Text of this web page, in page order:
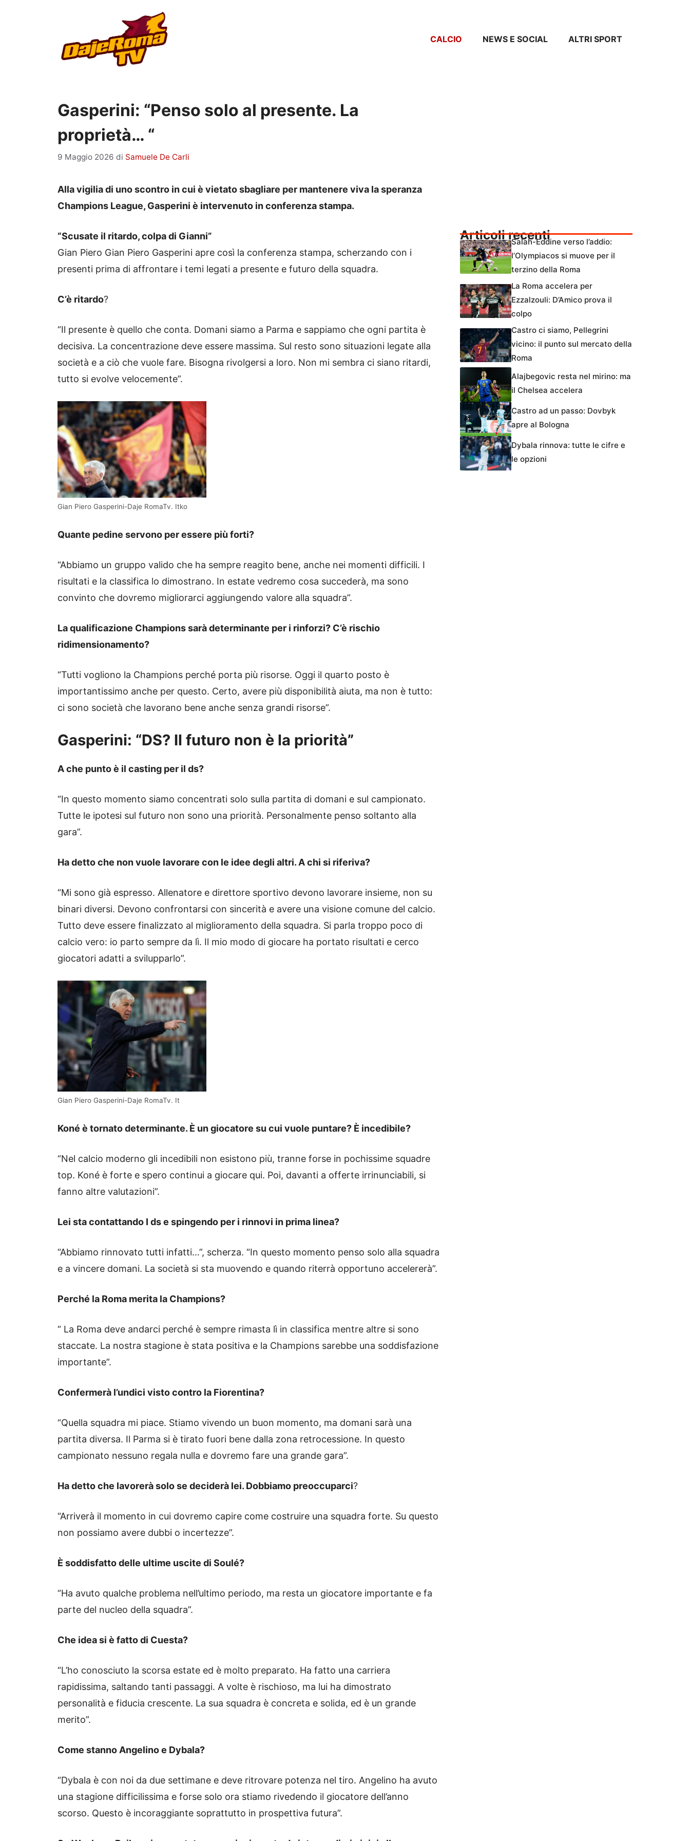
CALCIO NEWS E SOCIAL ALTRI SPORT
Gasperini: “Penso solo al presente. La
proprietà… “
9 Maggio 2026 di Samuele De Carli
Alla vigilia di uno scontro in cui è vietato sbagliare per mantenere viva la speranza
Champions League, Gasperini è intervenuto in conferenza stampa.
“Scusate il ritardo, colpa di Gianni”
Gian Piero Gian Piero Gasperini apre così la conferenza stampa, scherzando con i
presenti prima di affrontare i temi legati a presente e futuro della squadra.
C’è ritardo?
“Il presente è quello che conta. Domani siamo a Parma e sappiamo che ogni partita è
decisiva. La concentrazione deve essere massima. Sul resto sono situazioni legate alla
società e a ciò che vuole fare. Bisogna rivolgersi a loro. Non mi sembra ci siano ritardi,
tutto si evolve velocemente”.
Gian Piero Gasperini-Daje RomaTv. Itko
Quante pedine servono per essere più forti?
“Abbiamo un gruppo valido che ha sempre reagito bene, anche nei momenti difficili. I
risultati e la classifica lo dimostrano. In estate vedremo cosa succederà, ma sono
convinto che dovremo migliorarci aggiungendo valore alla squadra”.
La qualificazione Champions sarà determinante per i rinforzi? C’è rischio
ridimensionamento?
“Tutti vogliono la Champions perché porta più risorse. Oggi il quarto posto è
importantissimo anche per questo. Certo, avere più disponibilità aiuta, ma non è tutto:
ci sono società che lavorano bene anche senza grandi risorse”.
Gasperini: “DS? Il futuro non è la priorità”
A che punto è il casting per il ds?
“In questo momento siamo concentrati solo sulla partita di domani e sul campionato.
Tutte le ipotesi sul futuro non sono una priorità. Personalmente penso soltanto alla
gara”.
Ha detto che non vuole lavorare con le idee degli altri. A chi si riferiva?
“Mi sono già espresso. Allenatore e direttore sportivo devono lavorare insieme, non su
binari diversi. Devono confrontarsi con sincerità e avere una visione comune del calcio.
Tutto deve essere finalizzato al miglioramento della squadra. Si parla troppo poco di
calcio vero: io parto sempre da lì. Il mio modo di giocare ha portato risultati e cerco
giocatori adatti a svilupparlo”.
Gian Piero Gasperini-Daje RomaTv. It
Koné è tornato determinante. È un giocatore su cui vuole puntare? È incedibile?
“Nel calcio moderno gli incedibili non esistono più, tranne forse in pochissime squadre
top. Koné è forte e spero continui a giocare qui. Poi, davanti a offerte irrinunciabili, si
fanno altre valutazioni”.
Lei sta contattando I ds e spingendo per i rinnovi in prima linea?
“Abbiamo rinnovato tutti infatti…”, scherza. “In questo momento penso solo alla squadra
e a vincere domani. La società si sta muovendo e quando riterrà opportuno accelererà”.
Perché la Roma merita la Champions?
“ La Roma deve andarci perché è sempre rimasta lì in classifica mentre altre si sono
staccate. La nostra stagione è stata positiva e la Champions sarebbe una soddisfazione
importante”.
Confermerà l’undici visto contro la Fiorentina?
“Quella squadra mi piace. Stiamo vivendo un buon momento, ma domani sarà una
partita diversa. Il Parma si è tirato fuori bene dalla zona retrocessione. In questo
campionato nessuno regala nulla e dovremo fare una grande gara”.
Ha detto che lavorerà solo se deciderà lei. Dobbiamo preoccuparci?
“Arriverà il momento in cui dovremo capire come costruire una squadra forte. Su questo
non possiamo avere dubbi o incertezze”.
È soddisfatto delle ultime uscite di Soulé?
“Ha avuto qualche problema nell’ultimo periodo, ma resta un giocatore importante e fa
parte del nucleo della squadra”.
Che idea si è fatto di Cuesta?
“L’ho conosciuto la scorsa estate ed è molto preparato. Ha fatto una carriera
rapidissima, saltando tanti passaggi. A volte è rischioso, ma lui ha dimostrato
personalità e fiducia crescente. La sua squadra è concreta e solida, ed è un grande
merito”.
Come stanno Angelino e Dybala?
“Dybala è con noi da due settimane e deve ritrovare potenza nel tiro. Angelino ha avuto
una stagione difficilissima e forse solo ora stiamo rivedendo il giocatore dell’anno
scorso. Questo è incoraggiante soprattutto in prospettiva futura”.
Articoli recentiSalah-Eddine verso l’addio:
l’Olympiacos si muove per il
terzino della Roma
La Roma accelera per
Ezzalzouli: D’Amico prova il
colpo
Castro ci siamo, Pellegrini
vicino: il punto sul mercato della
Roma
Alajbegovic resta nel mirino: ma
il Chelsea accelera
Castro ad un passo: Dovbyk
apre al Bologna
Dybala rinnova: tutte le cifre e
le opzioni